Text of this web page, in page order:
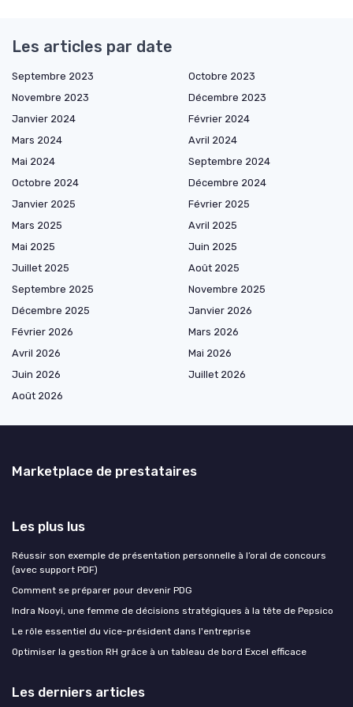
Les articles par date
Septembre 2023
Octobre 2023
Novembre 2023
Décembre 2023
Janvier 2024
Février 2024
Mars 2024
Avril 2024
Mai 2024
Septembre 2024
Octobre 2024
Décembre 2024
Janvier 2025
Février 2025
Mars 2025
Avril 2025
Mai 2025
Juin 2025
Juillet 2025
Août 2025
Septembre 2025
Novembre 2025
Décembre 2025
Janvier 2026
Février 2026
Mars 2026
Avril 2026
Mai 2026
Juin 2026
Juillet 2026
Août 2026
Marketplace de prestataires
Les plus lus
Réussir son exemple de présentation personnelle à l’oral de concours
(avec support PDF)
Comment se préparer pour devenir PDG
Indra Nooyi, une femme de décisions stratégiques à la tête de Pepsico
Le rôle essentiel du vice-président dans l'entreprise
Optimiser la gestion RH grâce à un tableau de bord Excel efficace
Les derniers articles